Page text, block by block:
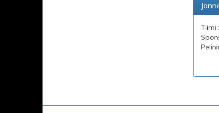
Tiimi